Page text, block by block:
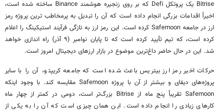
Bitrise یک پروتکل Defi که بر روی زنجیره هوشمند Binance ساخته شده است،
اخیراً اقدامات بزرگی انجام داده است که آن را تبدیل به پرمخاطب ترین پروژه رمز
ارز در جامعه Safemoon کرده است. این رمز ارز به تازگی فرآیند استیکینگ را اعلام
کرده است، که تیم تأیید کرده است که تا پایان نوامبر (۹ آذر) راه اندازی خواهد
شد. این در حال حاضر داغ‌ترین موضوع در بازار ارزهای دیجیتال امروز است.
حرکات اخیر رمز ارز بیتریس باعث شده است که جامعه کریپتو، آن را با سایر
پروژه‌های دیفای و بیشتر از آن با پروژه Safemoon مقایسه کند. با وجود اینکه
Safemoon تقریباً پنج ماه از Bitrise بزرگ‌تر است، دومی در کمتر از چهار ماه
کارهای زیادی را انجام داده است. این همان چیزی است که آن را به یکی از